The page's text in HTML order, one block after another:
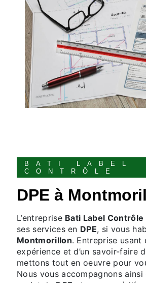
BATI LABEL
CONTRÔLE
DPE à
L’entreprise Bati Label Contrôle
ses services en DPE, si vous
Montmorillon. Entreprise usant
expérience et d’un savoir-faire
mettons tout en oeuvre pour
Nous vous accompagnons